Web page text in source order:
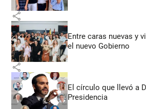
share
Entre caras nuevas y
el nuevo Gobierno
share
El círculo que llevó a
Presidencia